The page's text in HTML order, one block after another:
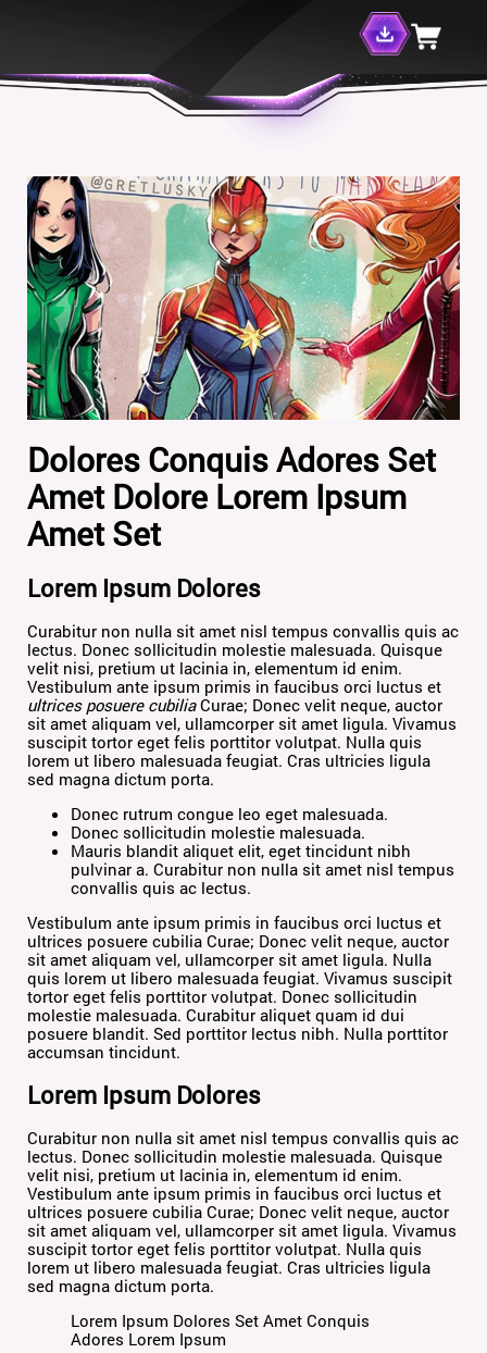
Dolores Conquis Adores Set
Amet Dolore Lorem Ipsum
Amet Set
Lorem Ipsum Dolores
Curabitur non nulla sit amet nisl tempus convallis quis ac
lectus. Donec sollicitudin molestie malesuada. Quisque
velit nisi, pretium ut lacinia in, elementum id enim.
Vestibulum ante ipsum primis in faucibus orci luctus et
ultrices posuere cubiliaCurae; Donec velit neque, auctor
sit amet aliquam vel, ullamcorper sit amet ligula. Vivamus
suscipit tortor eget felis porttitor volutpat. Nulla quis
lorem ut libero malesuada feugiat. Cras ultricies ligula
sed magna dictum porta.
Donec rutrum congue leo eget malesuada.
Donec sollicitudin molestie malesuada.
Mauris blandit aliquet elit, eget tincidunt nibh
pulvinar a. Curabitur non nulla sit amet nisl tempus
convallis quis ac lectus.
Vestibulum ante ipsum primis in faucibus orci luctus et
ultrices posuere cubilia Curae; Donec velit neque, auctor
sit amet aliquam vel, ullamcorper sit amet ligula. Nulla
quis lorem ut libero malesuada feugiat. Vivamus suscipit
tortor eget felis porttitor volutpat. Donec sollicitudin
molestie malesuada. Curabitur aliquet quam id dui
posuere blandit. Sed porttitor lectus nibh. Nulla porttitor
accumsan tincidunt.
Lorem Ipsum Dolores
Curabitur non nulla sit amet nisl tempus convallis quis ac
lectus. Donec sollicitudin molestie malesuada. Quisque
velit nisi, pretium ut lacinia in, elementum id enim.
Vestibulum ante ipsum primis in faucibus orci luctus et
ultrices posuere cubilia Curae; Donec velit neque, auctor
sit amet aliquam vel, ullamcorper sit amet ligula. Vivamus
suscipit tortor eget felis porttitor volutpat. Nulla quis
lorem ut libero malesuada feugiat. Cras ultricies ligula
sed magna dictum porta.
Lorem Ipsum Dolores Set Amet Conquis
Adores Lorem Ipsum